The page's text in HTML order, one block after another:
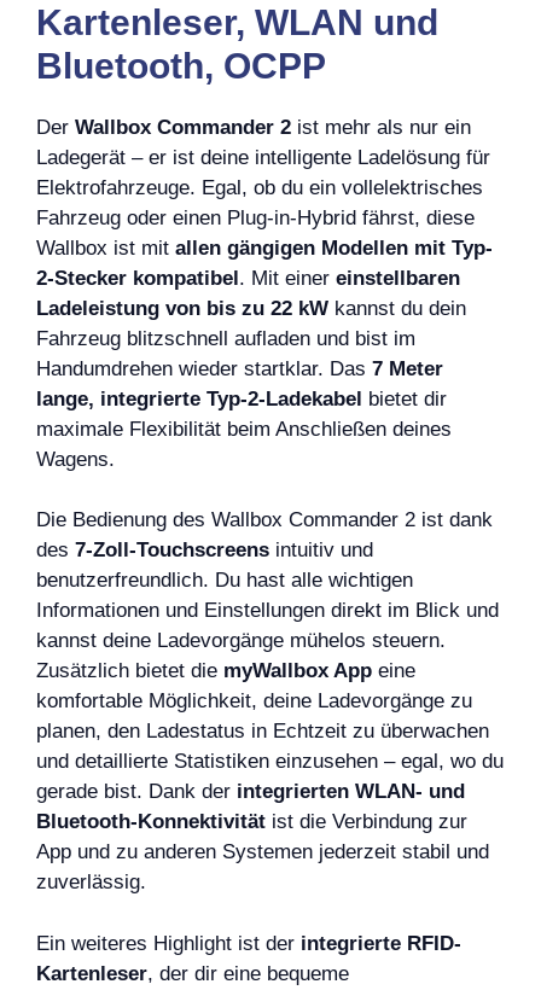
Kartenleser, WLAN und
Bluetooth, OCPP
Der Wallbox Commander 2 ist mehr als nur ein
Ladegerät – er ist deine intelligente Ladelösung für
Elektrofahrzeuge. Egal, ob du ein vollelektrisches
Fahrzeug oder einen Plug-in-Hybrid fährst, diese
Wallbox ist mit allen gängigen Modellen mit Typ-
2-Stecker kompatibel. Mit einer einstellbaren
Ladeleistung von bis zu 22 kW kannst du dein
Fahrzeug blitzschnell aufladen und bist im
Handumdrehen wieder startklar. Das 7 Meter
lange, integrierte Typ-2-Ladekabel bietet dir
maximale Flexibilität beim Anschließen deines
Wagens.
Die Bedienung des Wallbox Commander 2 ist dank
des 7-Zoll-Touchscreens intuitiv und
benutzerfreundlich. Du hast alle wichtigen
Informationen und Einstellungen direkt im Blick und
kannst deine Ladevorgänge mühelos steuern.
Zusätzlich bietet die myWallbox App eine
komfortable Möglichkeit, deine Ladevorgänge zu
planen, den Ladestatus in Echtzeit zu überwachen
und detaillierte Statistiken einzusehen – egal, wo du
gerade bist. Dank der integrierten WLAN- und
Bluetooth-Konnektivität ist die Verbindung zur
App und zu anderen Systemen jederzeit stabil und
zuverlässig.
Ein weiteres Highlight ist der integrierte RFID-
Kartenleser, der dir eine bequeme